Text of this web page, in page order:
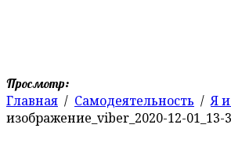
Просмотр:
Главная Самодеятельность
Я
изображение_viber_2020-12-01_13-